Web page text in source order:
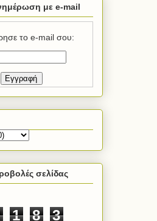
με e-mail
το e-mail σου:
σελίδας
1 8
3